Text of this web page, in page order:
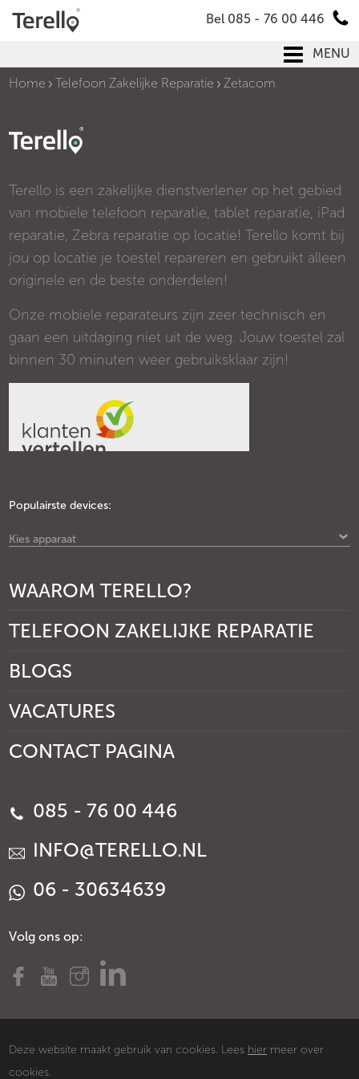
Bel 085 - 76 00 446
MENU
Home
Telefoon Zakelijke Reparatie Zetacom
Terello is een zakelijke dienstverlener op het gebied
van mobiele telefoon reparatie, tablet reparatie, iPad
reparatie, Zebra reparatie op locatie! Terello komt bij
jou op locatie je toestel repareren en gebruikt alleen
originele en de beste onderdelen!
Onze mobiele reparateurs zijn zeer technisch en
gaan een uitdaging niet uit de weg. Jouw toestel zal
binnen 30 minuten weer gebruiksklaar zijn!
Populairste devices:
Kies apparaat
WAAROM TERELLO?
TELEFOON ZAKELIJKE REPARATIE
BLOGS
VACATURES
CONTACT PAGINA
085 - 76 00 446
INFO@TERELLO.NL
06 - 30634639
Volg ons op:
Deze website maakt gebruik van cookies. Lees hier meer over
cookies.